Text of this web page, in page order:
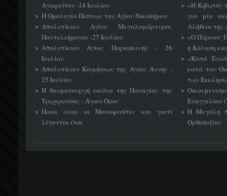
Αγιορείτου -14 Ιουλίου
Η Ομολογία Πίστεως του Αγίου Νικοδήμου
Απολυτίκιον Αγίου Μεγαλομάρτυρος
Παντελεήμονος -27 Ιουλίου
Απολυτίκιον Αγίας Παρασκευής - 26
Ιουλίου
Απολυτίκιον Κοιμήσεως της Αγίας Άννης -
25 Ιουλίου
Η θαυματουργή εικόνα της Παναγίας της
Τριχερούσας - Άγιον Όρος
Ποιοι είναι οι Μονοφυσίτες και γιατί
λέγονται έτσι
«H Κιβωτός
για μία
Αλήθεια της
«Ο Πύρινος
η Κόλαση
«Κατά
κατά του
των
Ευαγγελίου
Η Μεγάλη
Ορθοδοξίας